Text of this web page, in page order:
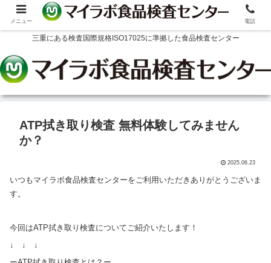
三重にある検査国際規格ISO17025に準拠した食品検査センター
ATP拭き取り検査 無料体験してみません
か？
2025.06.23
いつもマイラボ食品検査センターをご利用いただきありがとうございま
す。
今回はATP拭き取り検査についてご紹介いたします！
↓ ↓ ↓
メニュー 電話